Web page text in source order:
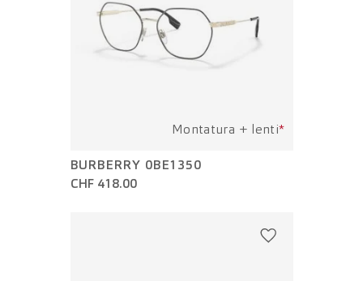
Montatura + lenti*
BURBERRY 0BE1350
CHF 418.00